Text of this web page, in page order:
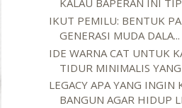
KALAU BAPERAN INI
IKUT PEMILU: BENTUK
GENERASI MUDA DALA...
IDE WARNA CAT UNTUK
TIDUR MINIMALIS YANG
LEGACY APA YANG INGIN
BANGUN AGAR HIDUP